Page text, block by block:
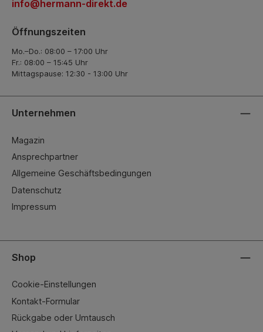
info@hermann-direkt.de
Öffnungszeiten
Mo.–Do.: 08:00 – 17:00 Uhr
Fr.: 08:00 – 15:45 Uhr
Mittagspause: 12:30 - 13:00 Uhr
Unternehmen
Magazin
Ansprechpartner
Allgemeine Geschäftsbedingungen
Datenschutz
Impressum
Shop
Cookie-Einstellungen
Kontakt-Formular
Rückgabe oder Umtausch